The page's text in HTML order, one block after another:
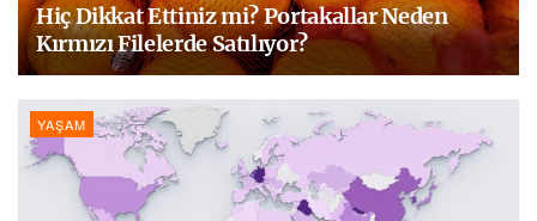
Hiç Dikkat Ettiniz mi? Portakallar Neden
Kırmızı Filelerde Satılıyor?
YAŞAM